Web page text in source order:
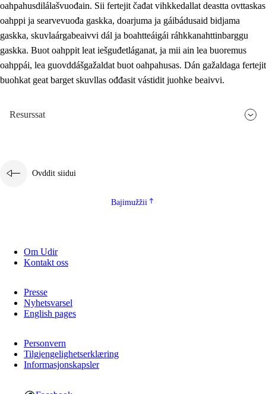
oahpahusdilálašvuođain. Sii fertejit čađat vihkkedallat deastta ovttaskas
oahppi ja searvevuođa gaskka, doarjuma ja gáibádusaid bidjama
gaskka, skuvlaárgabeaivvi dál ja boahtteáigái ráhkkanahttinbarggu
gaskka. Buot oahppit leat iešguđetláganat, ja mii ain lea buoremus
oahppái, lea guovddášgažaldat buot oahpahusas. Dán gažaldaga fertejit
buohkat geat barget skuvllas ođđasit vástidit juohke beaivvi.
Resurssat
Ovddit siidui
Bajimužžii
Om Udir
Kontakt oss
Presse
Nyhetsvarsel
English pages
Personvern
Tilgjengelighetserklæring
Informasjonskapsler